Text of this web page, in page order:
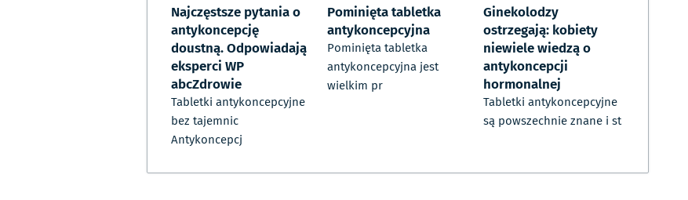
Najczęstsze pytania o
antykoncepcję
doustną. Odpowiadają
eksperci WP
abcZdrowie
Tabletki antykoncepcyjne
bez tajemnic
Antykoncepcj
Pominięta tabletka
antykoncepcyjna
Pominięta tabletka
antykoncepcyjna jest
wielkim pr
Ginekolodzy
ostrzegają: kobiety
niewiele wiedzą o
antykoncepcji
hormonalnej
Tabletki antykoncepcyjne
są powszechnie znane i st